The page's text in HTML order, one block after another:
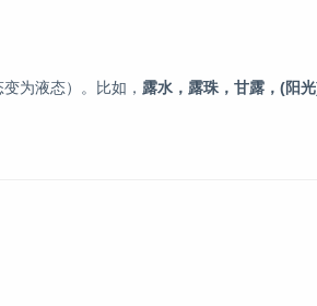
为液态）。比如， 露水，露珠，甘露，(阳